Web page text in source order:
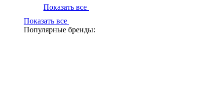
Показать все
Показать все
Популярные бренды: